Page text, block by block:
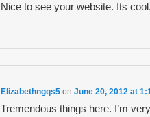
Nice to see your website. Its cool.
Elizabethngqs5 onJune 20, 2012 at
Tremendous things here. I’m